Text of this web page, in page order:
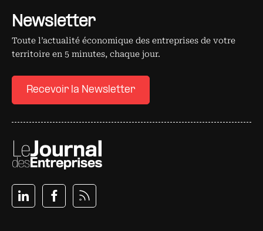
Newsletter
Toute l’actualité économique des entreprises de votre
territoire en 5 minutes, chaque jour.
Recevoir la Newsletter